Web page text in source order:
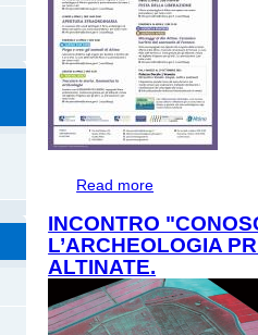
Read more
INCONTRO
L’ARCHEOLOGIA
ALTINATE.